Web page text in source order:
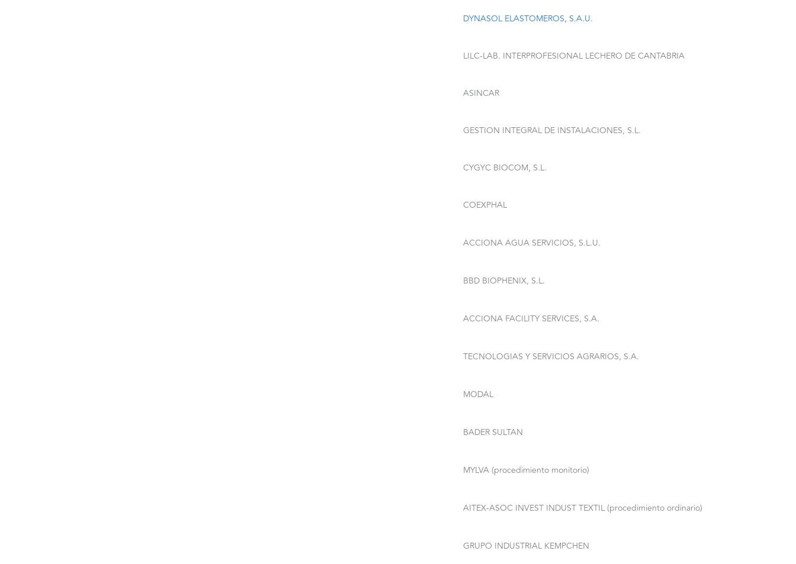
DYNASOL ELASTOMEROS, S.A.U.
LILC-LAB. INTERPROFESIONAL LECHERO DE CANTABRIA
ASINCAR
GESTION INTEGRAL DE INSTALACIONES, S.L.
CYGYC BIOCOM, S.L.
COEXPHAL
ACCIONA AGUA SERVICIOS, S.L.U.
BBD BIOPHENIX, S.L.
ACCIONA FACILITY SERVICES, S.A.
TECNOLOGIAS Y SERVICIOS AGRARIOS, S.A.
MODAL
BADER SULTAN
MYLVA (procedimiento monitorio)
AITEX-ASOC INVEST INDUST TEXTIL (procedimiento ordinario)
GRUPO INDUSTRIAL KEMPCHEN